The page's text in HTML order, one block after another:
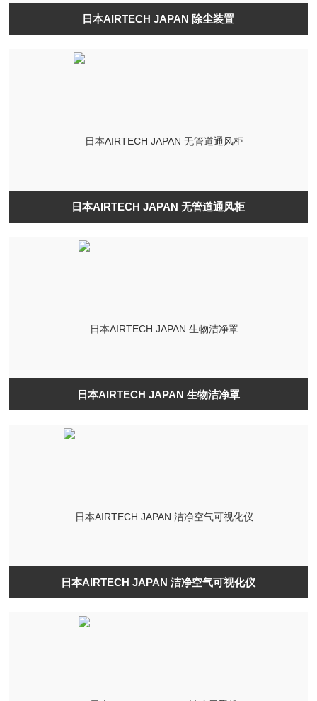
日本AIRTECH JAPAN 除尘装置
日本AIRTECH JAPAN 无管道通风柜
日本AIRTECH JAPAN 生物洁净罩
日本AIRTECH JAPAN 洁净空气可视化仪